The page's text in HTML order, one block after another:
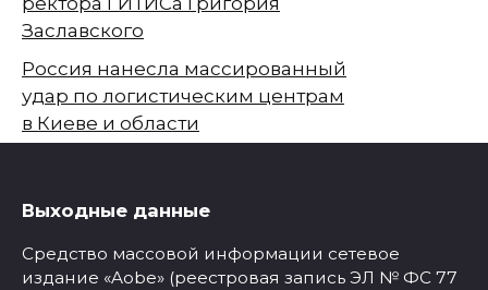
Заславского
Россия нанесла массированный
удар по логистическим центрам
в Киеве и области
Выходные данные
Средство массовой информации сетевое
издание «Aobe» (реестровая запись ЭЛ № ФС 77